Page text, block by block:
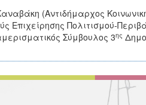
(Αντιδήμαρχος
Επιχείρησης Πολιτισμού-
Σύμβουλος 3ης